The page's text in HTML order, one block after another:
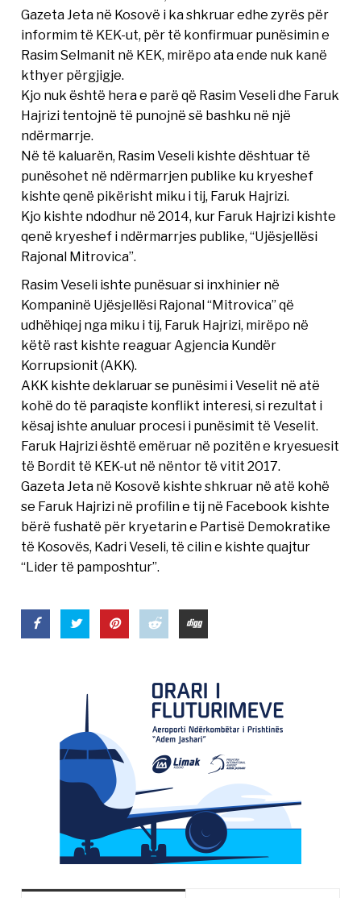
Gazeta Jeta në Kosovë i ka shkruar edhe zyrës për
informim të KEK-ut, për të konfirmuar punësimin e
Rasim Selmanit në KEK, mirëpo ata ende nuk kanë
kthyer përgjigje.
Kjo nuk është hera e parë që Rasim Veseli dhe Faruk
Hajrizi tentojnë të punojnë së bashku në një
ndërmarrje.
Në të kaluarën, Rasim Veseli kishte dështuar të
punësohet në ndërmarrjen publike ku kryeshef
kishte qenë pikërisht miku i tij, Faruk Hajrizi.
Kjo kishte ndodhur në 2014, kur Faruk Hajrizi kishte
qenë kryeshef i ndërmarrjes publike, “Ujësjellësi
Rajonal Mitrovica”.
Rasim Veseli ishte punësuar si inxhinier në
Kompaninë Ujësjellësi Rajonal “Mitrovica” që
udhëhiqej nga miku i tij, Faruk Hajrizi, mirëpo në
këtë rast kishte reaguar Agjencia Kundër
Korrupsionit (AKK).
AKK kishte deklaruar se punësimi i Veselit në atë
kohë do të paraqiste konflikt interesi, si rezultat i
kësaj ishte anuluar procesi i punësimit të Veselit.
Faruk Hajrizi është emëruar në pozitën e kryesuesit
të Bordit të KEK-ut në nëntor të vitit 2017.
Gazeta Jeta në Kosovë kishte shkruar në atë kohë
se Faruk Hajrizi në profilin e tij në Facebook kishte
bërë fushatë për kryetarin e Partisë Demokratike
të Kosovës, Kadri Veseli, të cilin e kishte quajtur
“Lider të pamposhtur”.